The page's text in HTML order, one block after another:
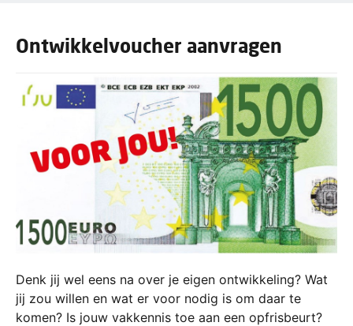
Ontwikkelvoucher aanvragen
Denk jij wel eens na over je eigen ontwikkeling? Wat
jij zou willen en wat er voor nodig is om daar te
komen? Is jouw vakkennis toe aan een opfrisbeurt?